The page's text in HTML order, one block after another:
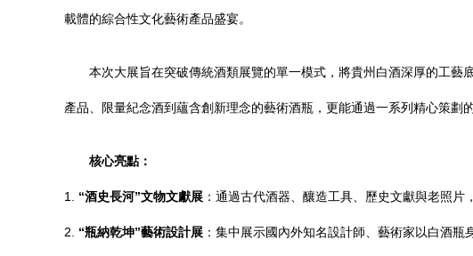
載體的綜合性文化藝術產品盛宴。
本次大展旨在突破傳統酒類展覽的單一模式，將貴州白酒深厚的工
產品、限量紀念酒到蘊含創新理念的藝術酒瓶，更能通過一系列精心策劃
核心亮點：
1. “酒史長河”文物文獻展 ：通過古代酒器、釀造工具、歷史文獻與老照
2. “瓶納乾坤”藝術設計展 ：集中展示國內外知名設計師、藝術家以白酒